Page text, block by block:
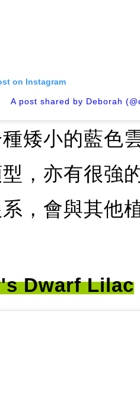
on Instagram
A post shared by Deborah
矮小的藍色
，亦有很強
，會與其他
Dwarf Lilac